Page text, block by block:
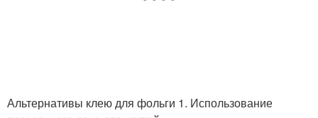
Альтернативы клею для фольги 1. Использование